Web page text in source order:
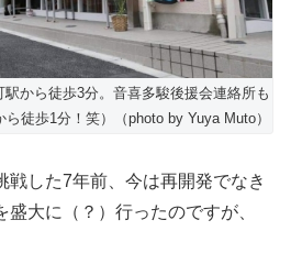
駅から徒歩3分。音喜多駿後援会連絡所も
徒歩1分！笑）（photo by Yuya Muto）
戦した7年前、今は再開発でなき
大に（？）行ったのですが、